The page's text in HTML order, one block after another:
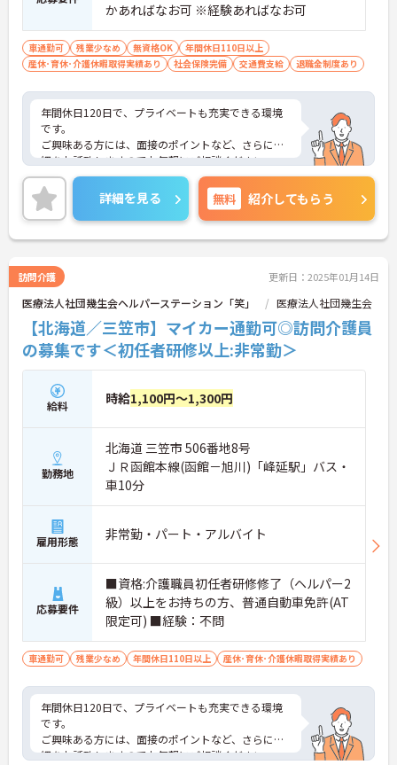
かあればなお可 ※経験あればなお可
車通勤可 残業少なめ 無資格OK
年間休日110日以上
産休･育休･介護休暇取得実績あり
社会保険完備 交通費支給 退職金制度あり
年間休日120日で、プライベートも充実できる環境
です。
ご興味ある方には、面接のポイントなど、さらに詳
細をお話致しますのでお気軽にご相談ください。
詳細を見る 無料 紹介してもらう
訪問介護 更新日：2025年01月14日
医療法人社団幾生会ヘルパーステーション「笑」 医療法人社団幾生会
【北海道／三笠市】マイカー通勤可◎訪問介護員
の募集です＜初任者研修以上:非常勤＞
給料 時給1,100円～1,300円
勤務地
北海道 三笠市 506番地8号
ＪＲ函館本線(函館－旭川)「峰延駅」バス・
車10分
雇用形態 非常勤・パート・アルバイト
応募要件
■資格:介護職員初任者研修修了（ヘルパー2
級）以上をお持ちの方、普通自動車免許(AT
限定可) ■経験：不問
車通勤可 残業少なめ 年間休日110日以上 産休･育休･介護休暇取得実績あり
年間休日120日で、プライベートも充実できる環境
です。
ご興味ある方には、面接のポイントなど、さらに詳
細をお話致しますのでお気軽にご相談ください。